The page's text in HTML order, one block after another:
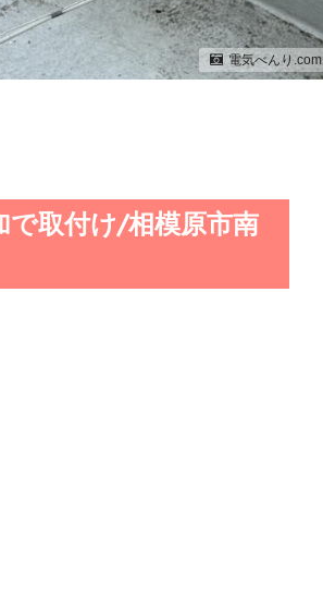
電気べんり.com
で取付け/相模原市南